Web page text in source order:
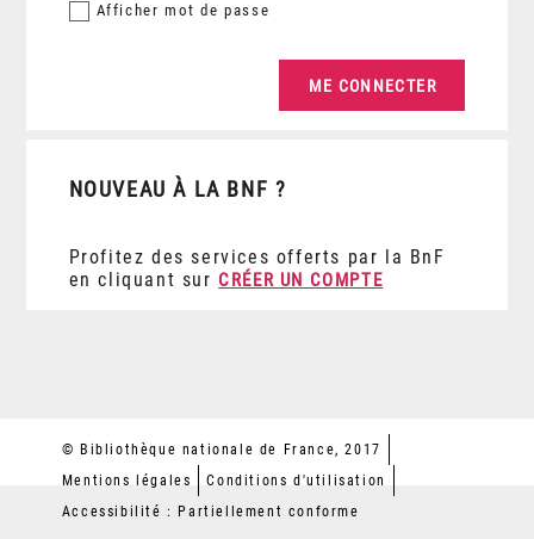
Afficher mot de passe
NOUVEAU À LA BNF ?
Profitez des services offerts par la BnF
en cliquant sur CRÉER UN COMPTE
© Bibliothèque nationale de France, 2017
Mentions légales
Conditions d'utilisation
Accessibilité : Partiellement conforme